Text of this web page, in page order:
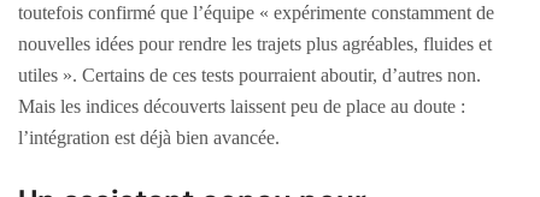
toutefois confirmé que l’équipe « expérimente constamment de
nouvelles idées pour rendre les trajets plus agréables, fluides et
utiles ». Certains de ces tests pourraient aboutir, d’autres non.
Mais les indices découverts laissent peu de place au doute :
l’intégration est déjà bien avancée.